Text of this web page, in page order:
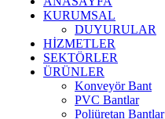
KURUMSAL
DUYURULAR
HİZMETLER
SEKTÖRLER
ÜRÜNLER
Konveyör Bant
PVC Bantlar
Poliüretan Bantlar